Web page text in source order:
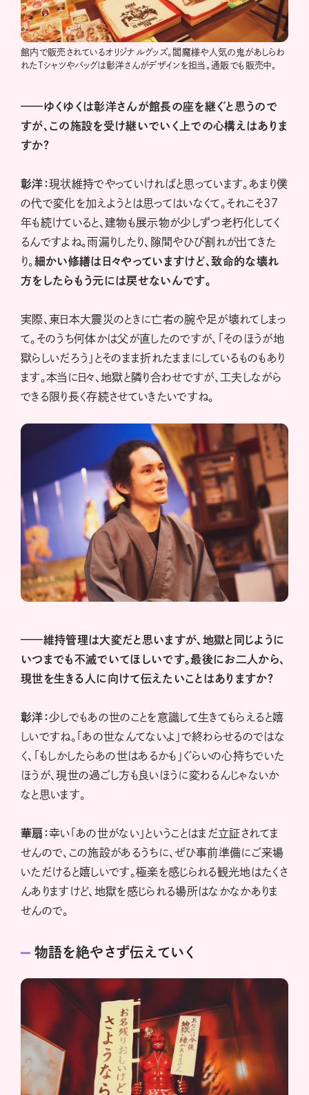
館内で販売されているオリジナルグッズ。閻魔様や人気の鬼があしらわ
れたTシャツやバッグは彰洋さんがデザインを担当。通販でも販売中。
——ゆくゆくは彰洋さんが館長の座を継ぐと思うので
すが、この施設を受け継いでいく上での心構えはありま
すか？
彰洋：現状維持でやっていければと思っています。あまり僕
の代で変化を加えようとは思ってはいなくて。それこそ37
年も続けていると、建物も展示物が少しずつ老朽化してく
るんですよね。雨漏りしたり、隙間やひび割れが出てきた
り。 細かい修繕は日々やっていますけど、致命的な壊れ
方をしたらもう元には戻せないんです。
実際、東日本大震災のときに亡者の腕や足が壊れてしまっ
て。そのうち何体かは父が直したのですが、「そのほうが地
獄らしいだろう」とそのまま折れたままにしているものもあり
ます。本当に日々、地獄と隣り合わせですが、工夫しながら
できる限り長く存続させていきたいですね。
——維持管理は大変だと思いますが、地獄と同じように
いつまでも不滅でいてほしいです。最後にお二人から、
現世を生きる人に向けて伝えたいことはありますか？
彰洋：少しでもあの世のことを意識して生きてもらえると嬉
しいですね。「あの世なんてないよ」で終わらせるのではな
く、「もしかしたらあの世はあるかも」ぐらいの心持ちでいた
ほうが、現世の過ごし方も良いほうに変わるんじゃないか
なと思います。
華扇：幸い「あの世がない」ということはまだ立証されてま
せんので、この施設があるうちに、ぜひ事前準備にご来場
いただけると嬉しいです。極楽を感じられる観光地はたくさ
んありますけど、地獄を感じられる場所はなかなかありま
せんので。
物語を絶やさず伝えていく